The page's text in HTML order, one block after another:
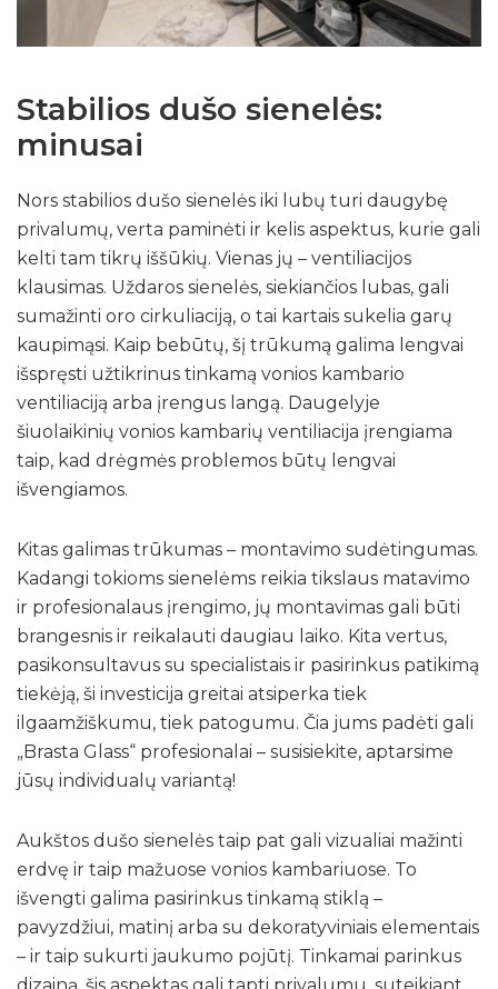
Stabilios dušo sienelės:
minusai
Nors stabilios dušo sienelės iki lubų turi daugybę
privalumų, verta paminėti ir kelis aspektus, kurie gali
kelti tam tikrų iššūkių. Vienas jų – ventiliacijos
klausimas. Uždaros sienelės, siekiančios lubas, gali
sumažinti oro cirkuliaciją, o tai kartais sukelia garų
kaupimąsi. Kaip bebūtų, šį trūkumą galima lengvai
išspręsti užtikrinus tinkamą vonios kambario
ventiliaciją arba įrengus langą. Daugelyje
šiuolaikinių vonios kambarių ventiliacija įrengiama
taip, kad drėgmės problemos būtų lengvai
išvengiamos.
Kitas galimas trūkumas – montavimo sudėtingumas.
Kadangi tokioms sienelėms reikia tikslaus matavimo
ir profesionalaus įrengimo, jų montavimas gali būti
brangesnis ir reikalauti daugiau laiko. Kita vertus,
pasikonsultavus su specialistais ir pasirinkus patikimą
tiekėją, ši investicija greitai atsiperka tiek
ilgaamžiškumu, tiek patogumu. Čia jums padėti gali
„Brasta Glass“ profesionalai – susisiekite, aptarsime
jūsų individualų variantą!
Aukštos dušo sienelės taip pat gali vizualiai mažinti
erdvę ir taip mažuose vonios kambariuose. To
išvengti galima pasirinkus tinkamą stiklą –
pavyzdžiui, matinį arba su dekoratyviniais elementais
– ir taip sukurti jaukumo pojūtį. Tinkamai parinkus